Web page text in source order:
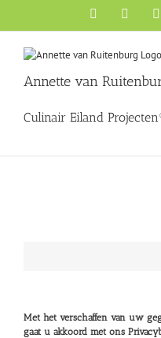
Facebook
Annette van
Culinair Eiland
Met het verschaffen van uw
gaat u akkoord met ons